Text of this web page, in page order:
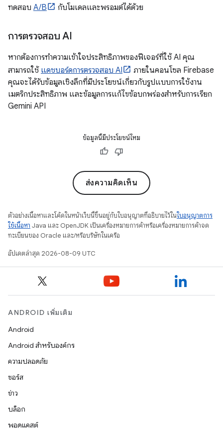
ทดสอบ A/B กับโมเดลและพรอมต์ได้ด้วย
การตรวจสอบ AI
หากต้องการทำความเข้าใจประสิทธิภาพของฟีเจอร์ที่ใช้ AI คุณ
สามารถใช้ แดชบอร์ดการตรวจสอบ AI
ภายในคอนโซล Firebase
คุณจะได้รับข้อมูลเชิงลึกที่มีประโยชน์เกี่ยวกับรูปแบบการใช้งาน
เมตริกประสิทธิภาพ และข้อมูลการแก้ไขข้อบกพร่องสำหรับการเรียก
Gemini API
ข้อมูลนี้มีประโยชน์ไหม
ส่งความคิดเห็น
ตัวอย่างเนื้อหาและโค้ดในหน้าเว็บนี้ขึ้นอยู่กับใบอนุญาตที่อธิบายไว้ในใบอนุญาตการ
ใช้เนื้อหา Java และ OpenJDK เป็นเครื่องหมายการค้าหรือเครื่องหมายการค้าจด
ทะเบียนของ Oracle และ/หรือบริษัทในเครือ
อัปเดตล่าสุด 2026-08-09 UTC
ANDROID เพิ่มเติม
Android
Android สำหรับองค์กร
ความปลอดภัย
ซอร์ส
ข่าว
บล็อก
พอดแคสต์